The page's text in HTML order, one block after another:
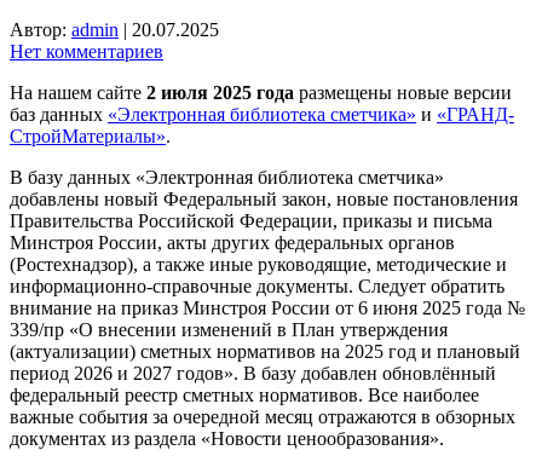
Автор: admin | 20.07.2025
Нет комментариев
На нашем сайте 2 июля 2025 года размещены новые версии
баз данных «Электронная библиотека сметчика» и «ГРАНД-
СтройМатериалы».
В базу данных «Электронная библиотека сметчика»
добавлены новый Федеральный закон, новые постановления
Правительства Российской Федерации, приказы и письма
Минстроя России, акты других федеральных органов
(Ростехнадзор), а также иные руководящие, методические и
информационно-справочные документы. Следует обратить
внимание на приказ Минстроя России от 6 июня 2025 года №
339/пр «О внесении изменений в План утверждения
(актуализации) сметных нормативов на 2025 год и плановый
период 2026 и 2027 годов». В базу добавлен обновлённый
федеральный реестр сметных нормативов. Все наиболее
важные события за очередной месяц отражаются в обзорных
документах из раздела «Новости ценообразования».